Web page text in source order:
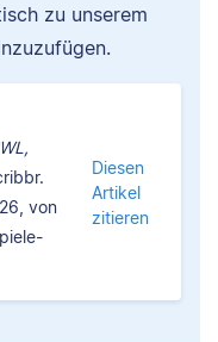
zu unserem
von
Diesen
Artikel
zitieren